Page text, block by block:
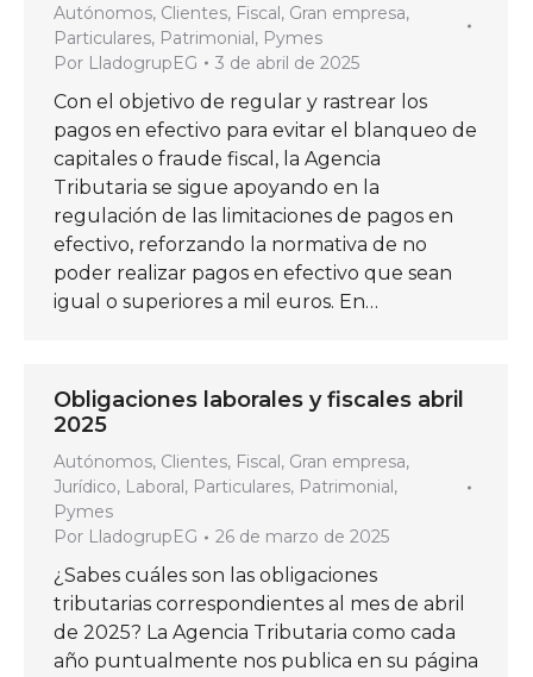
Autónomos, Clientes, Fiscal, Gran empresa,
Particulares, Patrimonial, Pymes
Por LladogrupEG 3 de abril de 2025
Con el objetivo de regular y rastrear los
pagos en efectivo para evitar el blanqueo de
capitales o fraude fiscal, la Agencia
Tributaria se sigue apoyando en la
regulación de las limitaciones de pagos en
efectivo, reforzando la normativa de no
poder realizar pagos en efectivo que sean
igual o superiores a mil euros. En…
Obligaciones laborales y fiscales abril
2025
Autónomos, Clientes, Fiscal, Gran empresa,
Jurídico, Laboral, Particulares, Patrimonial,
Pymes
Por LladogrupEG 26 de marzo de 2025
¿Sabes cuáles son las obligaciones
tributarias correspondientes al mes de abril
de 2025? La Agencia Tributaria como cada
año puntualmente nos publica en su página